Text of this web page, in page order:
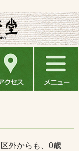
外からも、0歳